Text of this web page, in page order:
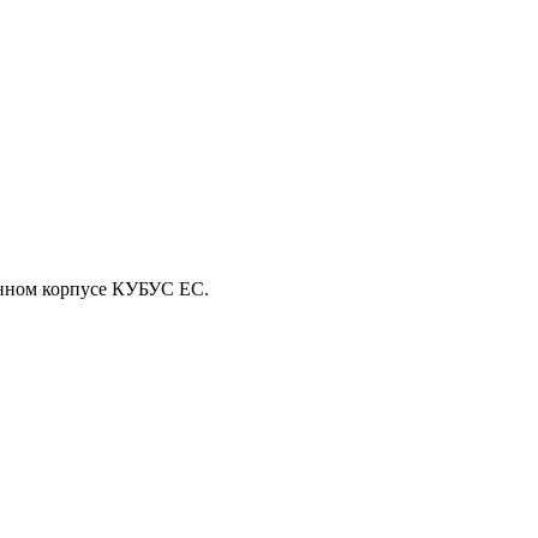
корпусе КУБУС EC.